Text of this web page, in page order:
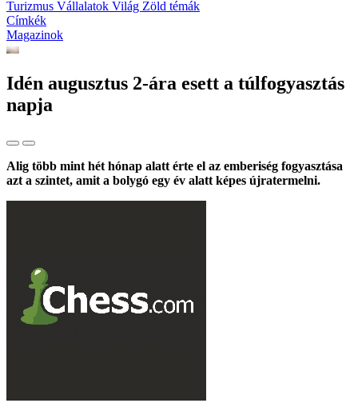
Turizmus Vállalatok Világ Zöld témák
Címkék
Magazinok
Idén augusztus 2-ára esett a túlfogyasztás
napja
Alig több mint hét hónap alatt érte el az emberiség fogyasztása
azt a szintet, amit a bolygó egy év alatt képes újratermelni.